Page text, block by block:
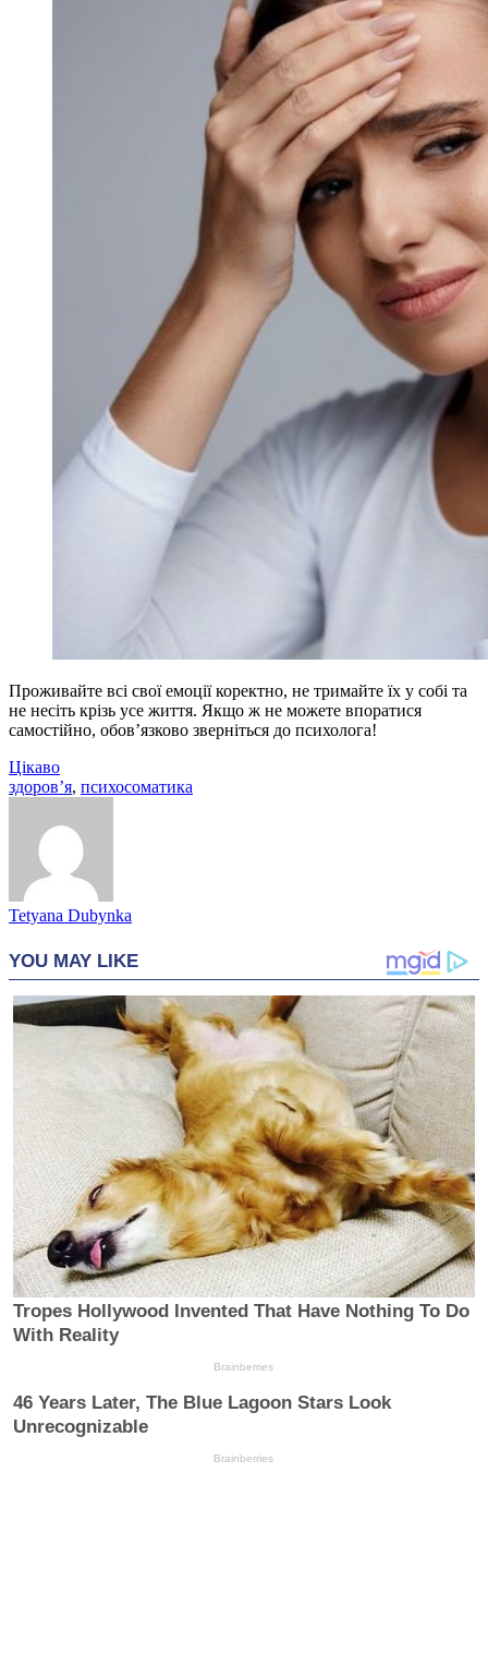
Проживайте всі свої емоції коректно, не тримайте їх у собі та
не несіть крізь усе життя. Якщо ж не можете впоратися
самостійно, обов’язково зверніться до психолога!
Цікаво
здоров’я, психосоматика
Tetyana Dubynka